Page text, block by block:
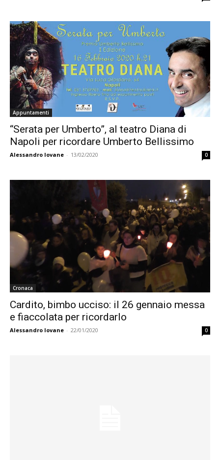
Appuntamenti
“Serata per Umberto”, al teatro Diana di
Napoli per ricordare Umberto Bellissimo
Alessandro Iovane - 13/02/2020 0
Cronaca
Cardito, bimbo ucciso: il 26 gennaio messa
e fiaccolata per ricordarlo
Alessandro Iovane - 22/01/2020 0